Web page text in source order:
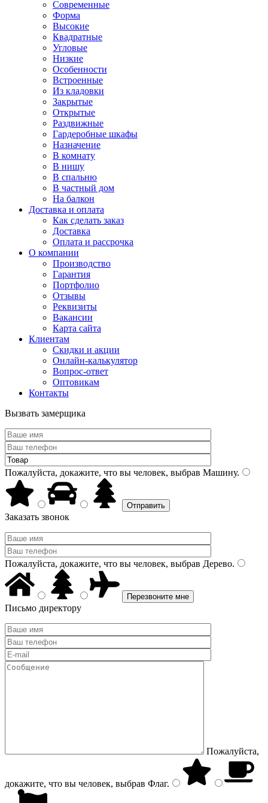
Современные
Форма
Высокие
Квадратные
Угловые
Низкие
Особенности
Встроенные
Из кладовки
Закрытые
Открытые
Раздвижные
Гардеробные шкафы
Назначение
В комнату
В нишу
В спальню
В частный дом
На балкон
Доставка и оплата
Как сделать заказ
Доставка
Оплата и рассрочка
О компании
Производство
Гарантия
Портфолио
Отзывы
Реквизиты
Вакансии
Карта сайта
Клиентам
Скидки и акции
Онлайн-калькулятор
Вопрос-ответ
Оптовикам
Контакты
Вызвать замерщика
Пожалуйста, докажите, что вы человек, выбрав Машину.
Заказать звонок
Пожалуйста, докажите, что вы человек, выбрав Дерево.
Письмо директору
Пожалуйста,
докажите, что вы человек, выбрав Флаг.